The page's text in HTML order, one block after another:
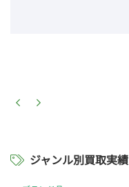
ジャンル別買取実績